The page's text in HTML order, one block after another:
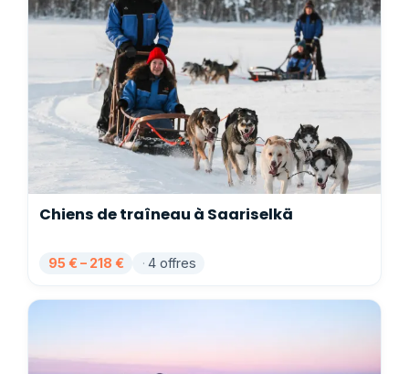
Chiens de traîneau à Saariselkä
95 € – 218 € 4 offres